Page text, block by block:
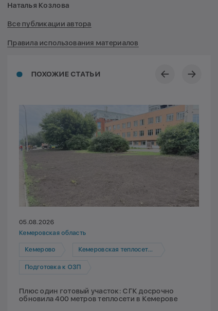
ПОХОЖИЕ СТАТЬИ
05.08.2026
Кемеровская область
Кемерово Кемеровская теплосетевая компания
Подготовка к ОЗП
Плюс один готовый участок: СГК досрочно
обновила 400 метров теплосети в Кемерове
Наталья Козлова
Все публикации автора
Правила использования материалов